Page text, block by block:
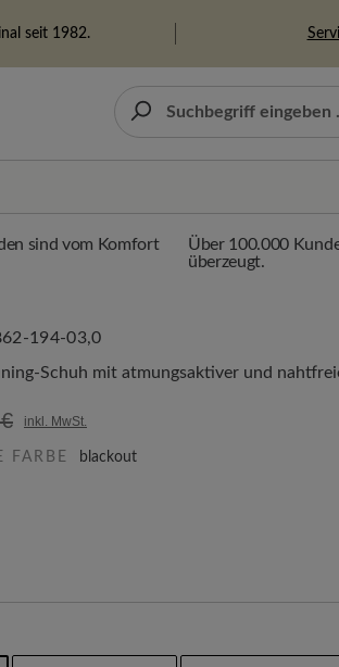
seit 1982.
Über 100.000
überzeugt.
194-03,0
Schuh mit atmungsaktiver und
inkl. MwSt.
FARBE blackout